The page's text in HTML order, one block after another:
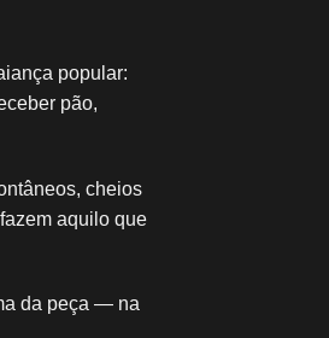
popular:
pão,
cheios
aquilo que
da peça — na